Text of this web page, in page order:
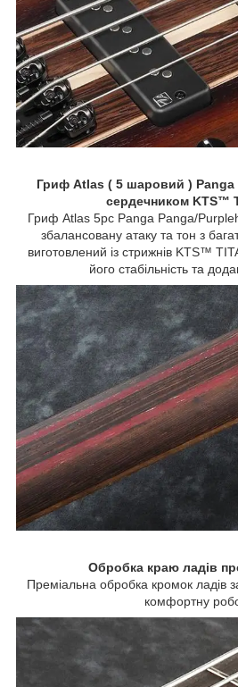
Гриф Atlas ( 5 шаровий ) Panga
сердечником KTS™
Гриф Atlas 5pc Panga Panga/
збалансовану атаку та тон з
виготовлений із стрижнів KTS™
його стабільність та
Обробка краю ладів
Преміальна обробка кромок ладів
комфортну